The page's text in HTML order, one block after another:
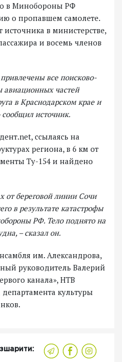
в Минобороны РФ
о пропавшем самолете.
в министерстве,
и восемь членов
все поисково-
авиационных частей
в Краснодарском крае и
сообщил источник.
ссылаясь на
региона, в 6 км от
Ту-154 и найдено
от береговой линии Сочи
в результате катастрофы
РФ. Тело поднято на
– сказал он.
им. Александрова,
руководитель Валерий
канала», НТВ
департамента культуры